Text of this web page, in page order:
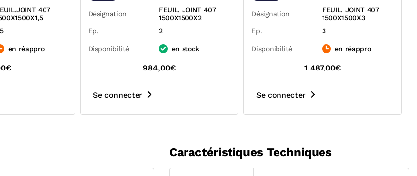
407
en réappro
Désignation
FEUIL. JOINT 407
1500X1500X2
Ep.
2
Disponibilité en stock
984,00€
Se connecter
Désignation
FEUIL. JOINT 407
1500X1500X3
Ep.
3
Disponibilité en réappro
1 487,00€
Se connecter
Caractéristiques Techniques